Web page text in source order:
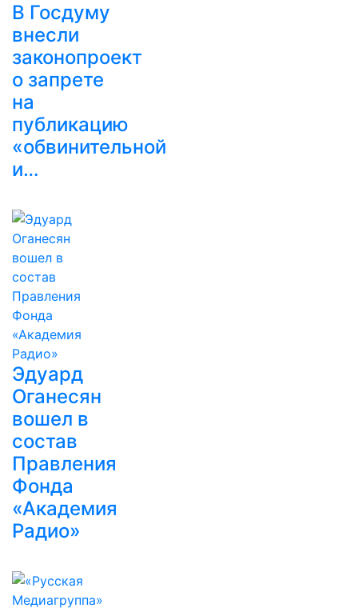
В Госдуму
внесли
законопроект
о запрете
на
публикацию
«обвинительной
и…
Эдуард
Оганесян
вошел в
состав
Правления
Фонда
«Академия
Радио»